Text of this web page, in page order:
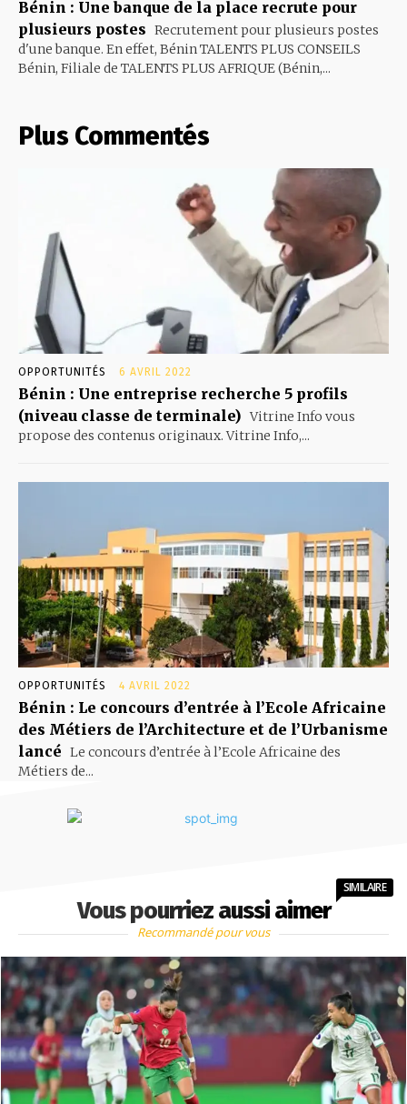
Bénin : Une banque de la place recrute pour
plusieurs postes Recrutement pour plusieurs postes
d'une banque. En effet, Bénin TALENTS PLUS CONSEILS
Bénin, Filiale de TALENTS PLUS AFRIQUE (Bénin,...
Plus Commentés
OPPORTUNITÉS 6 AVRIL 2022
Bénin : Une entreprise recherche 5 profils
(niveau classe de terminale) Vitrine Info vous
propose des contenus originaux. Vitrine Info,...
OPPORTUNITÉS 4 AVRIL 2022
Bénin : Le concours d’entrée à l’Ecole Africaine
des Métiers de l’Architecture et de l’Urbanisme
lancé Le concours d’entrée à l’Ecole Africaine des
Métiers de...
Vous pourriez aussi aimer
SIMILAIRE
Recommandé pour vous